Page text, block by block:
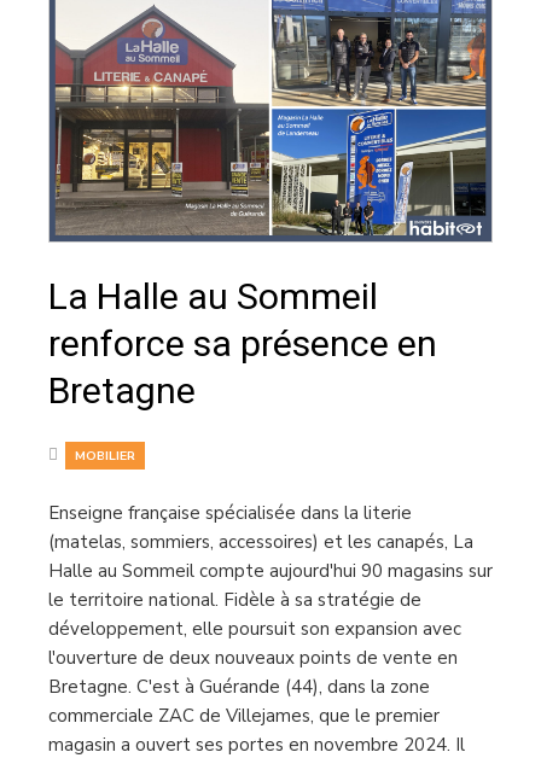
La Halle au Sommeil
renforce sa présence en
Bretagne
MOBILIER
Enseigne française spécialisée dans la literie
(matelas, sommiers, accessoires) et les canapés, La
Halle au Sommeil compte aujourd'hui 90 magasins sur
le territoire national. Fidèle à sa stratégie de
développement, elle poursuit son expansion avec
l'ouverture de deux nouveaux points de vente en
Bretagne. C'est à Guérande (44), dans la zone
commerciale ZAC de Villejames, que le premier
magasin a ouvert ses portes en novembre 2024. Il